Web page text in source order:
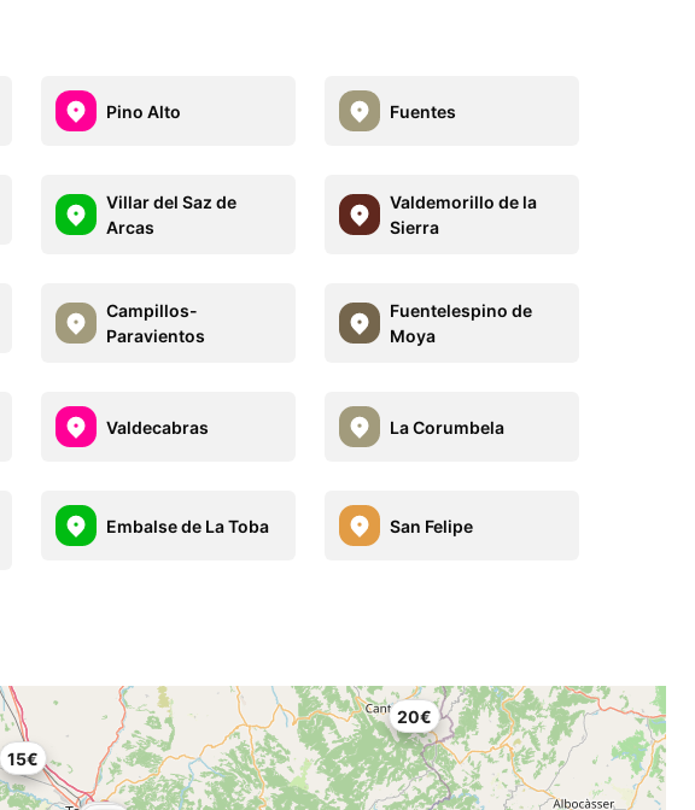
Pino Alto Fuentes
Villar del Saz de
Arcas
Valdemorillo de la
Sierra
Campillos-
Paravientos
Fuentelespino de
Moya
Valdecabras La Corumbela
Embalse de La Toba San Felipe
15€
20€